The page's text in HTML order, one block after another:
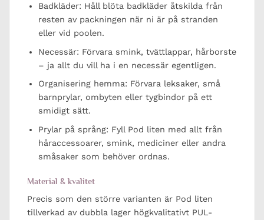
Badkläder: Håll blöta badkläder åtskilda från
resten av packningen när ni är på stranden
eller vid poolen.
Necessär: Förvara smink, tvättlappar, hårborste
– ja allt du vill ha i en necessär egentligen.
Organisering hemma: Förvara leksaker, små
barnprylar, ombyten eller tygbindor på ett
smidigt sätt.
Prylar på språng: Fyll Pod liten med allt från
håraccessoarer, smink, mediciner eller andra
småsaker som behöver ordnas.
Material & kvalitet
Precis som den större varianten är Pod liten
tillverkad av dubbla lager högkvalitativt PUL-